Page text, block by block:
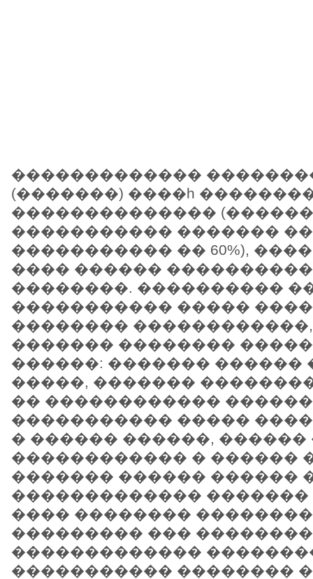
�������������
(�������) ����һ
�������������� (������
����������� �������
����������� �� 60%),
���� ������
��������. ����������
����������� �����
��������
������� ��������
������: ������� ������
�����, �������
�� ������������
����������� �����
� ������ ������, ������
������������ � ������
������� ������ ������
������������� �������
���� ��������
��������� ���
�������������
����������� ��������